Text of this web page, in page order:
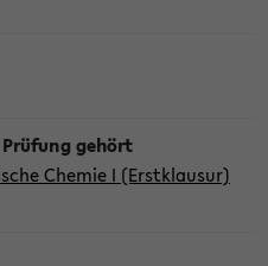
Chemie I (Erstklausur)